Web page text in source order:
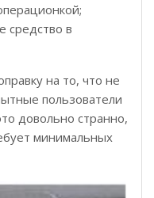
средство в
на то, что не
пользователи
довольно странно,
минимальных